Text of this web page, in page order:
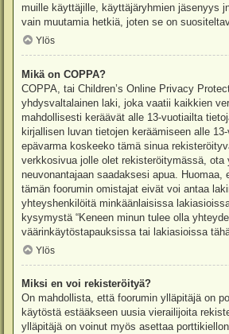
muille käyttäjille, käyttäjäryhmien jäsenyys
vain muutamia hetkiä, joten se on
Ylös
Mikä on COPPA?
COPPA, tai Children’s Online Privacy
yhdysvaltalainen laki, joka vaatii kaikkien
mahdollisesti keräävät alle 13-vuotiailta
kirjallisen luvan tietojen keräämiseen alle
epävarma koskeeko tämä sinua
verkkosivua jolle olet rekisteröitymässä, ota
neuvonantajaan saadaksesi apua. Huomaa,
tämän foorumin omistajat eivät voi antaa
yhteyshenkilöitä minkäänlaisissa
kysymystä “Keneen minun tulee olla
väärinkäytöstapauksissa tai lakiasioissa
Ylös
Miksi en voi rekisteröityä?
On mahdollista, että foorumin ylläpitäjä on
käytöstä estääkseen uusia vierailijoita
ylläpitäjä on voinut myös asettaa